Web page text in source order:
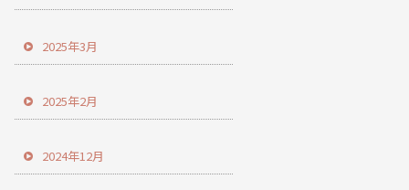
2025年3月
2025年2月
2024年12月